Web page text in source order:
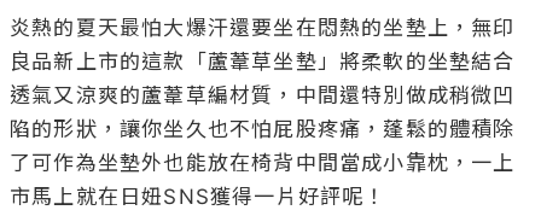
炎熱的夏天最怕大爆汗還要坐在悶熱的坐墊上，無印
良品新上市的這款「蘆葦草坐墊」將柔軟的坐墊結合
透氣又涼爽的蘆葦草編材質，中間還特別做成稍微凹
陷的形狀，讓你坐久也不怕屁股疼痛，蓬鬆的體積除
了可作為坐墊外也能放在椅背中間當成小靠枕，一上
市馬上就在日妞SNS獲得一片好評呢！